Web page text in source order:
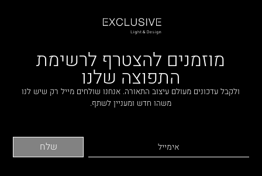
מוזמנים להצטרף לרשימת
התפוצה שלנו
ולקבל עדכונים מעולם עיצוב התאורה. אנחנו שולחים מייל רק שיש לנו
משהו חדש ומעניין לשתף.